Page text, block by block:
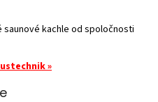
saunové kachle od spoločnosti
»